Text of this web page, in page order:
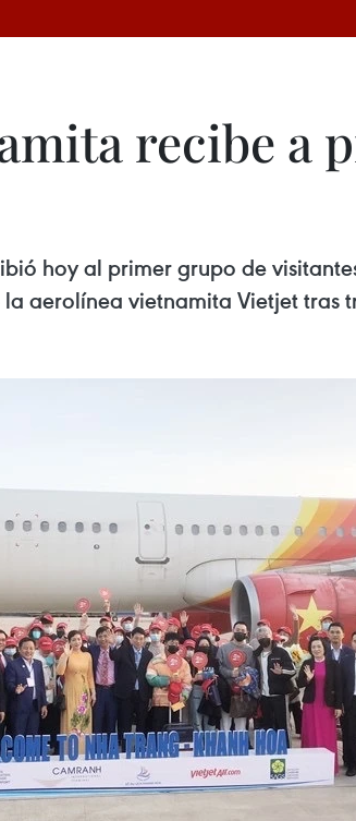
recibe a
hoy al primer grupo de
aerolínea vietnamita Vietjet tras